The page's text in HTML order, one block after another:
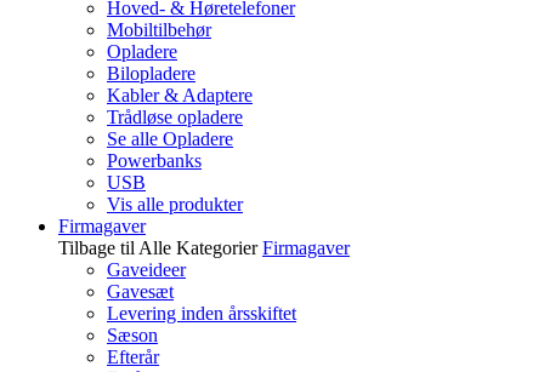
Hoved- & Høretelefoner
Mobiltilbehør
Opladere
Bilopladere
Kabler & Adaptere
Trådløse opladere
Se alle Opladere
Powerbanks
USB
Vis alle produkter
Firmagaver
Tilbage til Alle Kategorier Firmagaver
Gaveideer
Gavesæt
Levering inden årsskiftet
Sæson
Efterår